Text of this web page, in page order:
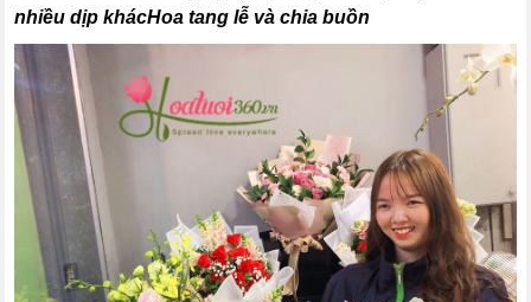
nhiều dịp khácHoa tang lễ và chia buồn